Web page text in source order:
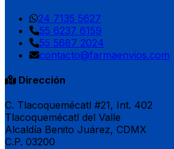
24 7135 5627
55 6237 6159
55 5687 2024
contacto@farmaenvios.com
Dirección
C. Tlacoquemécatl #21, Int. 402
Tlacoquemécatl del Valle
Alcaldía Benito Juárez, CDMX
C.P. 03200